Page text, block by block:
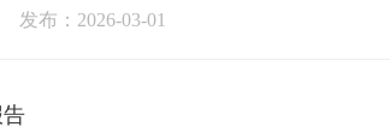
发布：2026-03-01